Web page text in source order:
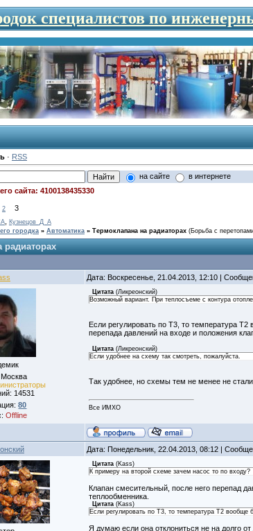
специалистов по
· RSS
на сайте в интернете
сайта: 4100138435330
2
3
,
Кузнецов_Д_А
городка » Автоматика » Термоклапана на радиаторах (Борьба с
радиаторах
Дата: Воскресенье, 21.04.2013, 12:10 |
Москва
14531
80
Offline
Цитата(Ликреонский)
Возможный вариант. При теплосъеме с контура
Если регулировать по Т3, то температура Т2
перепада давлений на входе и положения
Цитата(Ликреонский)
Если удобнее на схему так смотреть, пожалуйста.
Так удобнее, но схемы тем не менее не
Все ИМХО
Дата: Понедельник, 22.04.2013, 08:12 |
Цитата(Kass)
К примеру на второй схеме зачем насос то по входу?
Клапан смесительный, после него перепад
теплообменника.
Цитата(Kass)
Если регулировать по Т3, то температура Т2 вообще
Я думаю если она отклониться не на долго